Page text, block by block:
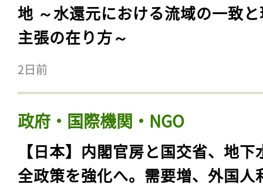
地 ～水還元における流域の一致
主張の在り方～
2日前
政府・国際機関・NGO
【日本】内閣官房と国交省、地下
全政策を強化へ。需要増、外国人